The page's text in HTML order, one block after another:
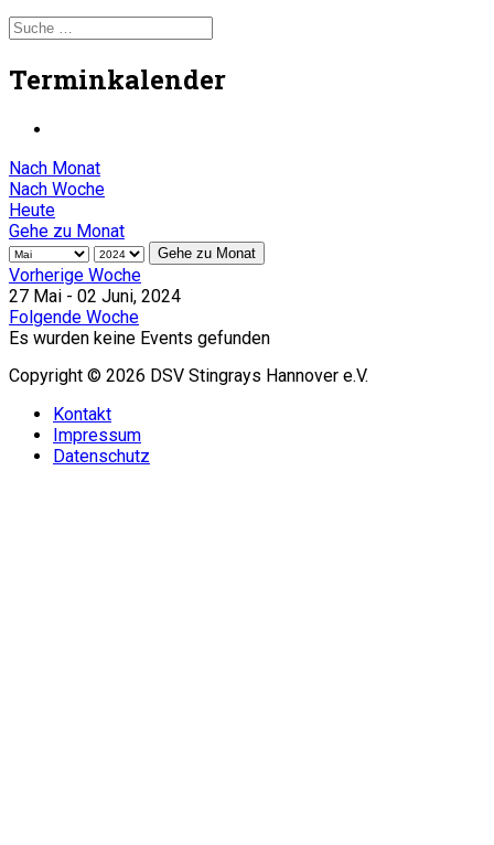
Terminkalender
Nach Monat
Nach Woche
Heute
Gehe zu Monat
Gehe zu Monat
Vorherige Woche
27 Mai - 02 Juni, 2024
Folgende Woche
Es wurden keine Events gefunden
Copyright © 2026 DSV Stingrays Hannover e.V.
Kontakt
Impressum
Datenschutz